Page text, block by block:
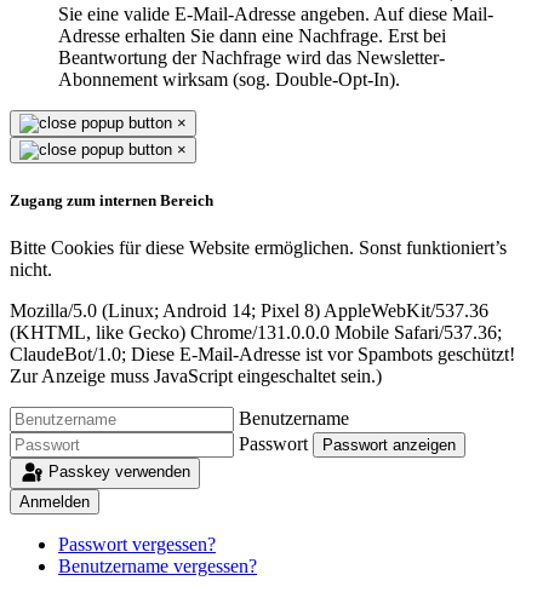
Sie eine valide E-Mail-Adresse angeben. Auf diese Mail-
Adresse erhalten Sie dann eine Nachfrage. Erst bei
Beantwortung der Nachfrage wird das Newsletter-
Abonnement wirksam (sog. Double-Opt-In).
×
×
Zugang zum internen Bereich
Bitte Cookies für diese Website ermöglichen. Sonst funktioniert’s
nicht.
Mozilla/5.0 (Linux; Android 14; Pixel 8) AppleWebKit/537.36
(KHTML, like Gecko) Chrome/131.0.0.0 Mobile Safari/537.36;
ClaudeBot/1.0; Diese E-Mail-Adresse ist vor Spambots geschützt!
Zur Anzeige muss JavaScript eingeschaltet sein.)
Benutzername
Passwort
Passwort anzeigen
Passkey verwenden
Anmelden
Passwort vergessen?
Benutzername vergessen?